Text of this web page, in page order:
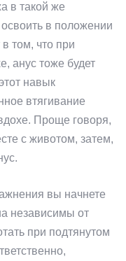
в такой же
в положении
том, что при
анус тоже будет
навык
втягивание
Проще говоря,
с животом, затем,
вы начнете
независимы от
при подтянутом